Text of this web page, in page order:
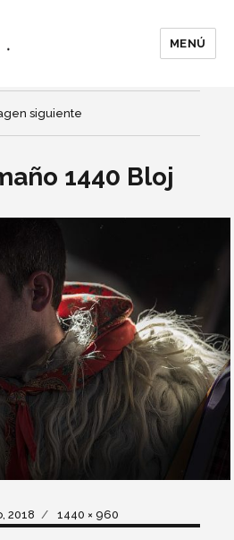
MENÚ
siguiente
1440 Bloj
2018
Tamaño
completo
1440 × 960